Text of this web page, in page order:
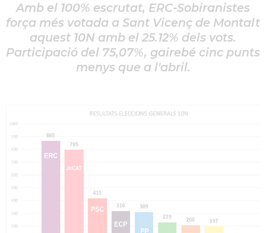
Amb el 100% escrutat, ERC-Sobiranistes
força més votada a Sant Vicenç de Montalt
aquest 10N amb el 25.12% dels vots.
Participació del 75,07%, gairebé cinc punts
menys que a l'abril.